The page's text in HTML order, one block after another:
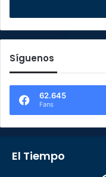
Síguenos
62.645
Fans
El Tiempo